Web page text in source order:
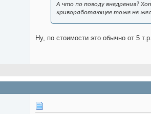
А что по поводу внедрения?
кривоработающее тоже не
Ну, по стоимости это обычно от 5